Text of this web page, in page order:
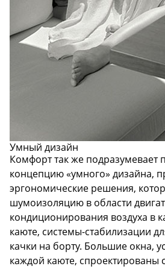
Умный дизайн
Комфорт так же подразумевает
концепцию «умного» дизайна,
эргономические решения,
шумоизоляцию в области
кондиционирования воздуха в
каюте, системы-стабилизации
качки на борту. Большие окна,
каждой каюте, спроектированы